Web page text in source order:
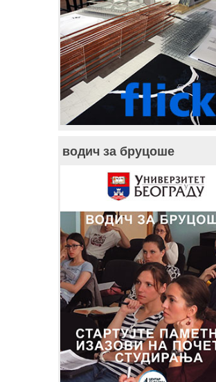
водич за бруцоше